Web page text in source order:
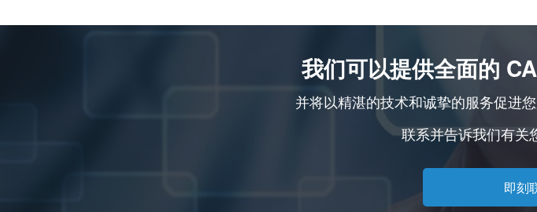
我们可以提供全面的
并将以精湛的技术和诚挚的服务促进
联系并告诉我们有关
即刻